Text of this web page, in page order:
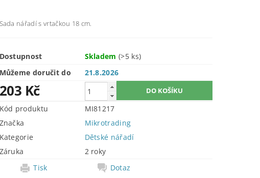
Sada nářadí s vrtačkou 18 cm.
Dostupnost Skladem(>5 ks)
Můžeme doručit do
21.8.2026
203 Kč
Kód produktu
MI81217
Značka
Mikrotrading
Kategorie
Dětské nářadí
Záruka
2 roky
Tisk
Dotaz